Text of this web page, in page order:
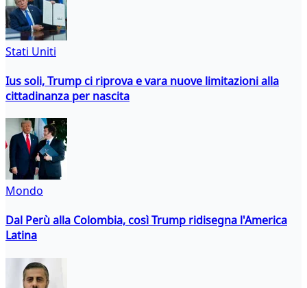
Stati Uniti
Ius soli, Trump ci riprova e vara nuove limitazioni alla
cittadinanza per nascita
Mondo
Dal Perù alla Colombia, così Trump ridisegna l'America
Latina